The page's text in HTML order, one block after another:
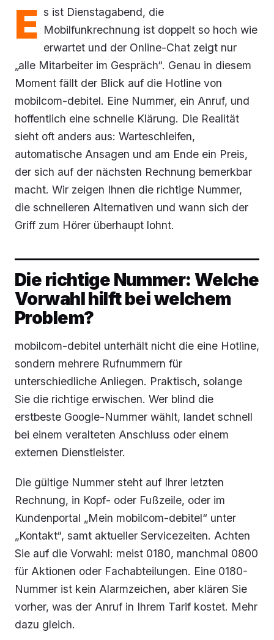
E s ist Dienstagabend, die
Mobilfunkrechnung ist doppelt so hoch wie
erwartet und der Online-Chat zeigt nur
„alle Mitarbeiter im Gespräch“. Genau in diesem
Moment fällt der Blick auf die Hotline von
mobilcom-debitel. Eine Nummer, ein Anruf, und
hoffentlich eine schnelle Klärung. Die Realität
sieht oft anders aus: Warteschleifen,
automatische Ansagen und am Ende ein Preis,
der sich auf der nächsten Rechnung bemerkbar
macht. Wir zeigen Ihnen die richtige Nummer,
die schnelleren Alternativen und wann sich der
Griff zum Hörer überhaupt lohnt.
Die richtige Nummer: Welche
Vorwahl hilft bei welchem
Problem?
mobilcom-debitel unterhält nicht die eine Hotline,
sondern mehrere Rufnummern für
unterschiedliche Anliegen. Praktisch, solange
Sie die richtige erwischen. Wer blind die
erstbeste Google-Nummer wählt, landet schnell
bei einem veralteten Anschluss oder einem
externen Dienstleister.
Die gültige Nummer steht auf Ihrer letzten
Rechnung, in Kopf- oder Fußzeile, oder im
Kundenportal „Mein mobilcom-debitel“ unter
„Kontakt“, samt aktueller Servicezeiten. Achten
Sie auf die Vorwahl: meist 0180, manchmal 0800
für Aktionen oder Fachabteilungen. Eine 0180-
Nummer ist kein Alarmzeichen, aber klären Sie
vorher, was der Anruf in Ihrem Tarif kostet. Mehr
dazu gleich.